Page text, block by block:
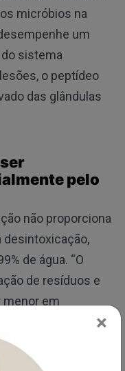
micróbios na
um
sistema
o peptídeo
das glândulas
pelo
não proporciona
desintoxicação,
de água. “O
de resíduos e
em
excreção através
foi observado
×